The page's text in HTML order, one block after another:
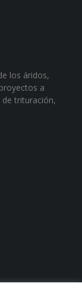
los áridos,
a
trituración,